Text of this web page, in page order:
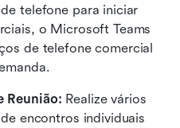
telefone para iniciar
o Microsoft Teams
de telefone comercial
Reunião: Realize vários
encontros individuais